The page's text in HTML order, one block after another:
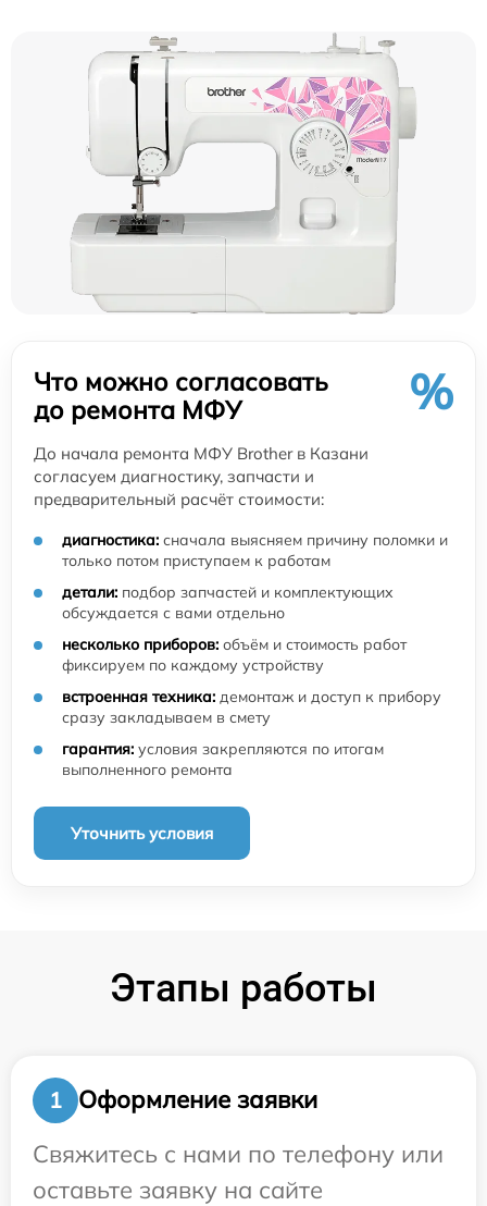
Что можно согласовать
до ремонта МФУ
%
До начала ремонта МФУ Brother в Казани
согласуем диагностику, запчасти и
предварительный расчёт стоимости:
диагностика: сначала выясняем причину поломки и
только потом приступаем к работам
детали: подбор запчастей и комплектующих
обсуждается с вами отдельно
несколько приборов: объём и стоимость работ
фиксируем по каждому устройству
встроенная техника: демонтаж и доступ к прибору
сразу закладываем в смету
гарантия: условия закрепляются по итогам
выполненного ремонта
Уточнить условия
Этапы работы
1
Оформление заявки
Свяжитесь с нами по телефону или
оставьте заявку на сайте